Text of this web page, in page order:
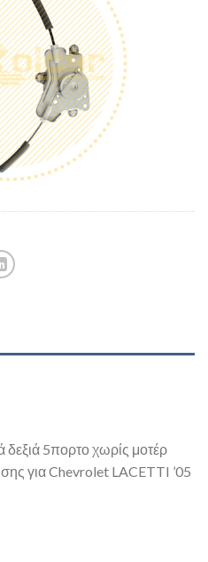
5πορτο χωρίς μοτέρ
για Chevrolet LACETTI ’05